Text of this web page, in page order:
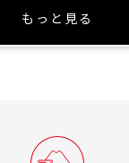
付専用ページです。
お届け先住所をご確
所の変更を承れな
もっと見る